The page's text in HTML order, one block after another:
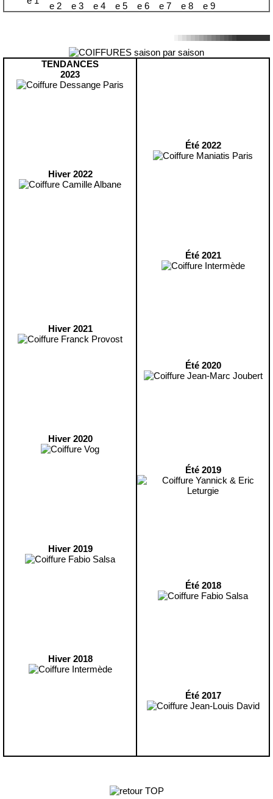
TENDANCES
2023
Hiver 2022
Hiver 2021
Hiver 2020
Hiver 2019
Hiver 2018
Été 2022
Été 2021
Été 2020
Été 2019
Été 2018
Été 2017